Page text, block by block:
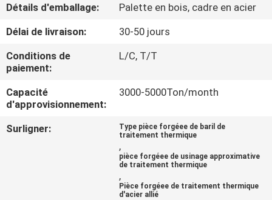
CONTRÔLE
DE
QUALITÉ
PLAN
DU
SITE
Détails d'emballage:
Palette en bois, cadre en acier
Délai de livraison:
30-50 jours
Conditions de
paiement:
L/C, T/T
Capacité
d'approvisionnement:
3000-5000Ton/month
Surligner:
Type pièce forgéee de baril de
traitement thermique
,
pièce forgéee de usinage approximative
de traitement thermique
,
Pièce forgéee de traitement thermique
d'acier allié